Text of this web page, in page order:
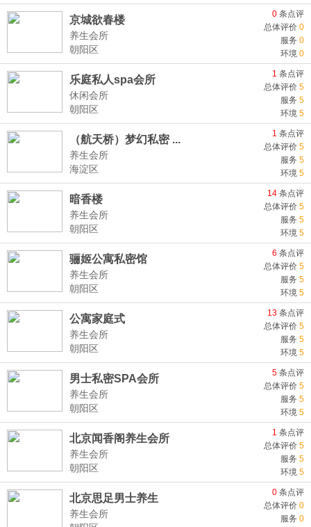
京城欲春楼
养生会所
朝阳区
0 条点评
总体评价 0
服务 0
环境 0
乐庭私人spa会所
休闲会所
朝阳区
1 条点评
总体评价 5
服务 5
环境 5
（航天桥）梦幻私密 ...
养生会所
海淀区
1 条点评
总体评价 5
服务 5
环境 5
暗香楼
养生会所
朝阳区
14 条点评
总体评价 5
服务 5
环境 5
骊姬公寓私密馆
养生会所
朝阳区
6 条点评
总体评价 5
服务 5
环境 5
公寓家庭式
养生会所
朝阳区
13 条点评
总体评价 5
服务 5
环境 5
男士私密SPA会所
养生会所
朝阳区
5 条点评
总体评价 5
服务 5
环境 5
北京闻香阁养生会所
养生会所
朝阳区
1 条点评
总体评价 5
服务 5
环境 5
北京思足男士养生
养生会所
0 条点评
总体评价 0
服务 0